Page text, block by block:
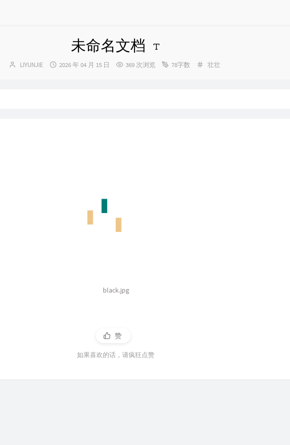
未命名文档
博
LIYUNJIE
发
2026 年 04 月 15 日 369 次浏览 78字数
分
壮壮
black.jpg
赞
如果喜欢的话，请疯狂点赞